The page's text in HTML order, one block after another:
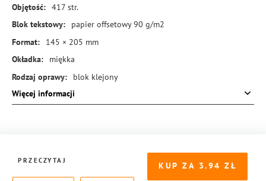
Objętość: 417 str.
Blok tekstowy:
papier offsetowy 90 g/m2
Format:
145 × 205 mm
Okładka:
miękka
Rodzaj oprawy:
blok klejony
ISBN:
978-83-8455-359-6
Więcej informacji
KUP ZA 3.94
PRZECZYTAJ